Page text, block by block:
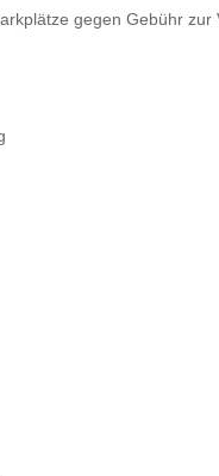
gegen Gebühr zur